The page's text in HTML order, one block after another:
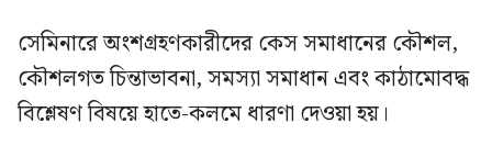
সেমিনারে অংশগ্রহণকারীদের কেস সমাধানের কৌশল,
কৌশলগত চিন্তাভাবনা, সমস্যা সমাধান এবং কাঠামোবদ্ধ
বিশ্লেষণ বিষয়ে হাতে-কলমে ধারণা দেওয়া হয়।